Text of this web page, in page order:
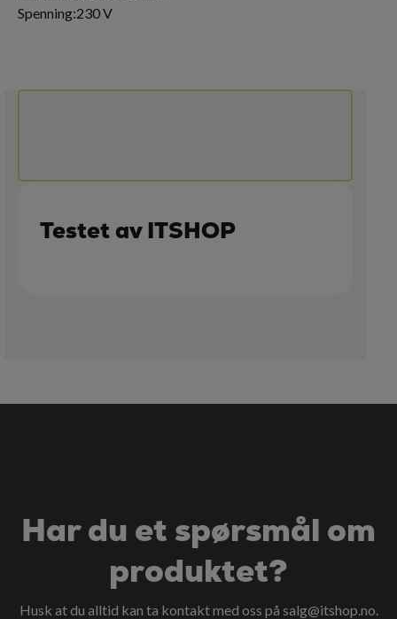
Spenning:230 V
Testet av ITSHOP
Har du et spørsmål om
produktet?
Husk at du alltid kan ta kontakt med oss på salg@itshop.no.